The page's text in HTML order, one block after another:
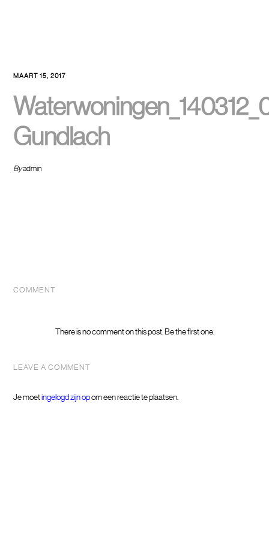
MAART 15, 2017
Gundlach
Byadmin
COMMENT
There is no comment on this post. Be the first one.
LEAVE A COMMENT
Je moetingelogd zijn opom een reactie te plaatsen.